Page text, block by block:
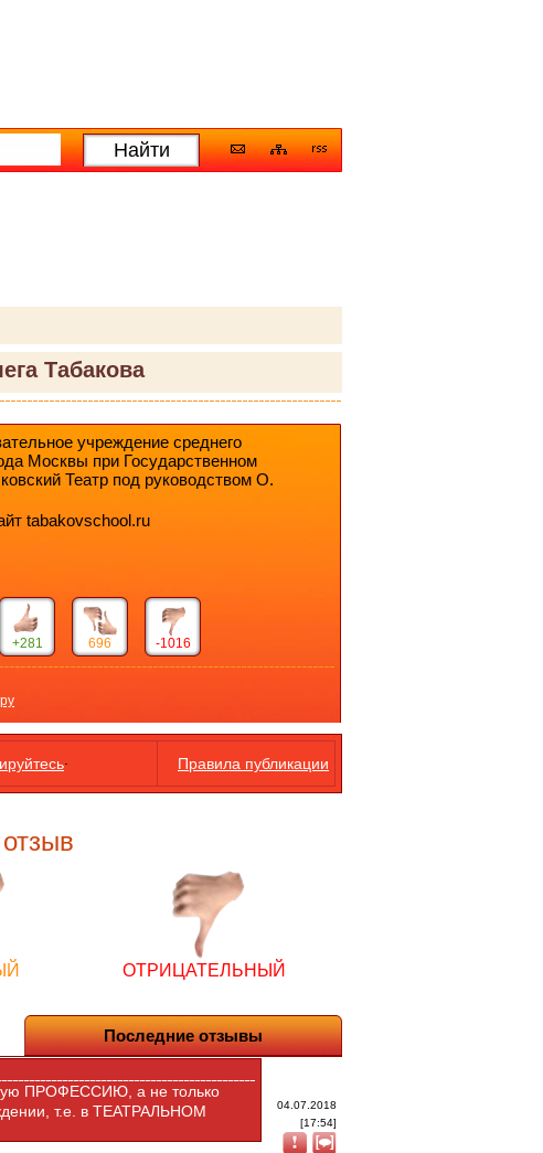
Табакова
учреждение среднего
Москвы при Государственном
Театр под руководством О.
tabakovschool.ru
+281 696 -1016
Правила публикации
ОТРИЦАТЕЛЬНЫЙ
Последние отзывы
ПРОФЕССИЮ, а не только
т.е. в ТЕАТРАЛЬНОМ
04.07.2018
[17:54]